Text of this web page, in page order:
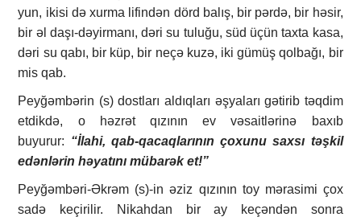
yun, ikisi də xurma lifindən dörd balış, bir pərdə, bir həsir,
bir əl daşı-dəyirmanı, dəri su tuluğu, süd üçün taxta kasa,
dəri su qabı, bir küp, bir neçə kuzə, iki gümüş qolbağı, bir
mis qab.
Peyğəmbərin (s) dostları aldıqları əşyaları gətirib təqdim
etdikdə, o həzrət qızının ev vəsaitlərinə baxıb
buyurur: “İlahi, qab-qacaqlarının çoxunu saxsı təşkil
edənlərin həyatını mübarək et!”
Peyğəmbəri-Əkrəm (s)-in əziz qızının toy mərasimi çox
sadə keçirilir. Nikahdan bir ay keçəndən sonra